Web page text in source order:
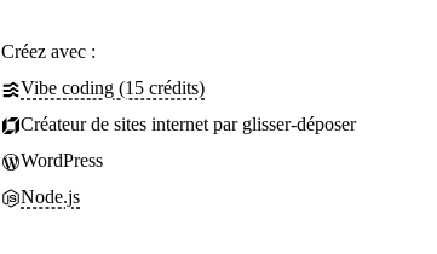
Créez avec :
Vibe coding (15 crédits)
Créateur de sites internet par glisser-déposer
WordPress
Node.js